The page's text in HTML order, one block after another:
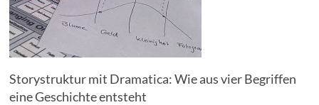
Storystruktur mit Dramatica: Wie aus vier Begriffen
eine Geschichte entsteht